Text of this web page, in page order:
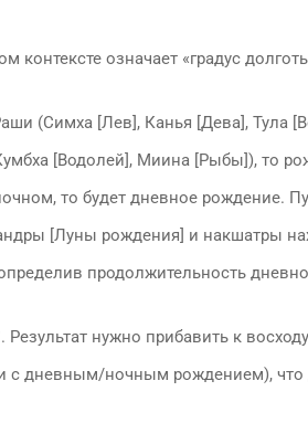
контексте означает «градус
(Симха [Лев], Канья [Дева], Тула
[Водолей], Миина [Рыбы]), то
то будет дневное рождение.
[Луны рождения] и накшатры
продолжительность
Результат нужно прибавить к
с дневным/ночным рождением), что